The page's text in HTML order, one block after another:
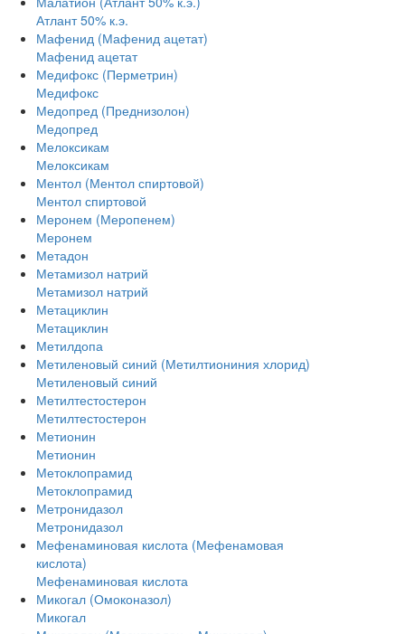
Атлант 50% к.э.
Мафенид (Мафенид ацетат)
Мафенид ацетат
Медифокс (Перметрин)
Медифокс
Медопред (Преднизолон)
Медопред
Мелоксикам
Мелоксикам
Ментол (Ментол спиртовой)
Ментол спиртовой
Меронем (Меропенем)
Меронем
Метадон
Метамизол натрий
Метамизол натрий
Метациклин
Метациклин
Метилдопа
Метиленовый синий (Метилтиониния хлорид)
Метиленовый синий
Метилтестостерон
Метилтестостерон
Метионин
Метионин
Метоклопрамид
Метоклопрамид
Метронидазол
Метронидазол
Мефенаминовая кислота (Мефенамовая
кислота)
Мефенаминовая кислота
Микогал (Омоконазол)
Микогал